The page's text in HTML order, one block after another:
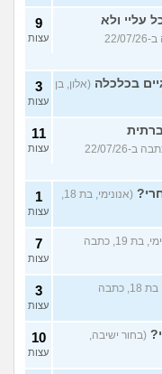
עליי ולא
(כינוי, בת 26, כתבה ב-22/07/26
9
עצות
בכלכלה (אלון, בן
3
עצות
(אחת, בת 34, כתבה ב-22/07/26
11
עצות
(אנונימי, בת 18,
1
עצות
(אנונימי, בת 19, כתבה
7
עצות
(אנונימית, בת 18, כתבה
3
עצות
(בחור ישיבה,
10
עצות